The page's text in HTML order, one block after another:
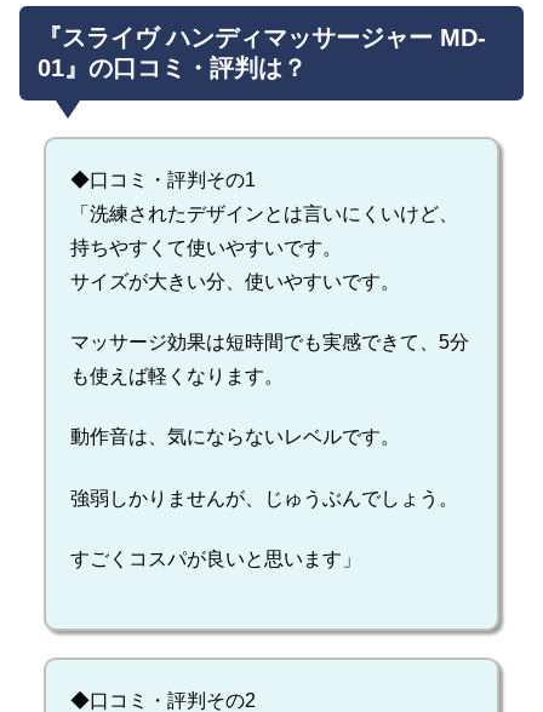
『スライヴ ハンディマッサージャー MD-
01』の口コミ・評判は？
◆口コミ・評判その1
「洗練されたデザインとは言いにくいけど、
持ちやすくて使いやすいです。
サイズが大きい分、使いやすいです。
マッサージ効果は短時間でも実感できて、5分
も使えば軽くなります。
動作音は、気にならないレベルです。
強弱しかりませんが、じゅうぶんでしょう。
すごくコスパが良いと思います」
◆口コミ・評判その2